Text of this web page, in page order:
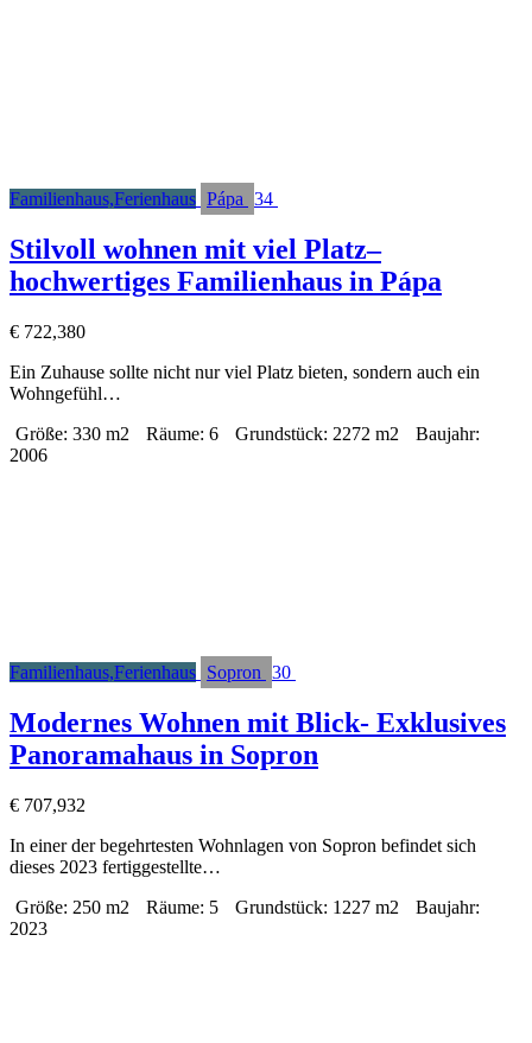
Familienhaus,Ferienhaus Pápa 34
Stilvoll wohnen mit viel Platz–
hochwertiges Familienhaus in Pápa
€ 722,380
Ein Zuhause sollte nicht nur viel Platz bieten, sondern auch ein
Wohngefühl…
Größe: 330 m2 Räume: 6 Grundstück: 2272 m2
Baujahr:
2006
Familienhaus,Ferienhaus Sopron 30
Modernes Wohnen mit Blick- Exklusives
Panoramahaus in Sopron
€ 707,932
In einer der begehrtesten Wohnlagen von Sopron befindet sich
dieses 2023 fertiggestellte…
Größe: 250 m2 Räume: 5 Grundstück: 1227 m2
Baujahr:
2023